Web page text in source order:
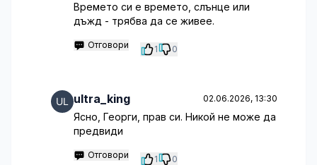
Времето си е времето, слънце или
дъжд - трябва да се живее.
Отговори 1 0
ultra_king 02.06.2026, 13:30
Ясно, Георги, прав си. Никой не може да
предвиди
Отговори 1 0